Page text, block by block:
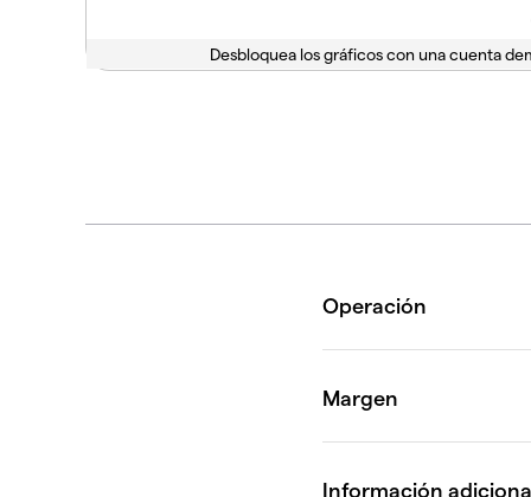
Desbloquea los gráficos con una cuenta